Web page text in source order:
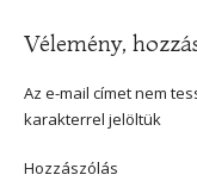
Vélemény,
Az e-mail címet nem
karakterrel jelöltük
Hozzászólás